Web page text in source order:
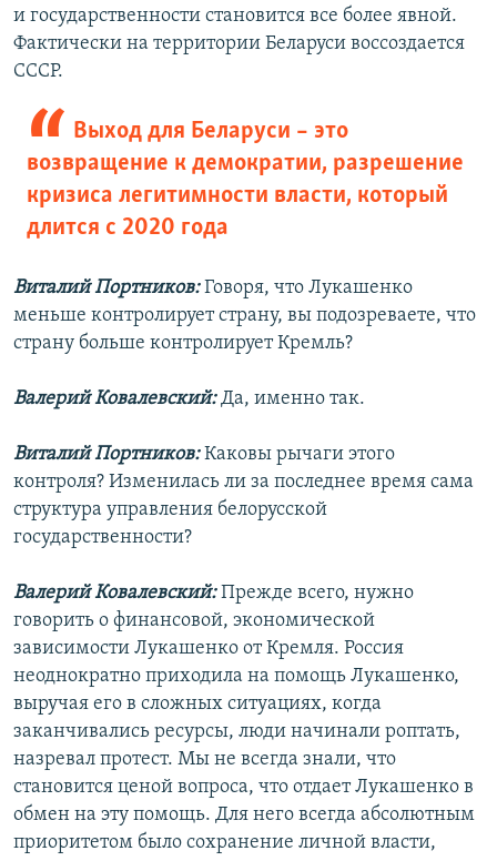
и государственности становится все более явной.
Фактически на территории Беларуси воссоздается
СССР.
Выход для Беларуси – это
возвращение к демократии, разрешение
кризиса легитимности власти, который
длится с 2020 года
Виталий Портников:Говоря, что Лукашенко
меньше контролирует страну, вы подозреваете, что
страну больше контролирует Кремль?
Валерий Ковалевский:Да, именно так.
Виталий Портников:Каковы рычаги этого
контроля? Изменилась ли за последнее время сама
структура управления белорусской
государственности?
Валерий Ковалевский:Прежде всего, нужно
говорить о финансовой, экономической
зависимости Лукашенко от Кремля. Россия
неоднократно приходила на помощь Лукашенко,
выручая его в сложных ситуациях, когда
заканчивались ресурсы, люди начинали роптать,
назревал протест. Мы не всегда знали, что
становится ценой вопроса, что отдает Лукашенко в
обмен на эту помощь. Для него всегда абсолютным
приоритетом было сохранение личной власти,